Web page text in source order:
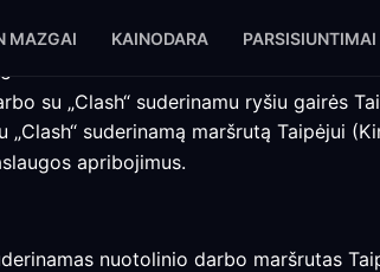
MAZGAI KAINODARA PARSISIUNTIMAI
su „Clash“ suderinamu ryšiu gairės
„Clash“ suderinamą maršrutą Taipėjui
apribojimus.
nuotolinio darbo maršrutas